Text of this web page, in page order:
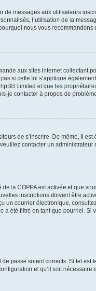
messages aux utilisateurs
l’utilisation de la
nous vous recommandons
aux sites internet collectant
si cette loi s’applique
Limited et que les
contacter à propos de
de s’inscrire. De même, il
contacter un administrateur
la COPPA est activée et que
inscriptions doivent être
courrier électronique,
été filtré en tant que pourriel. Si
passe soient corrects. Si tel
et qu’il soit nécessaire